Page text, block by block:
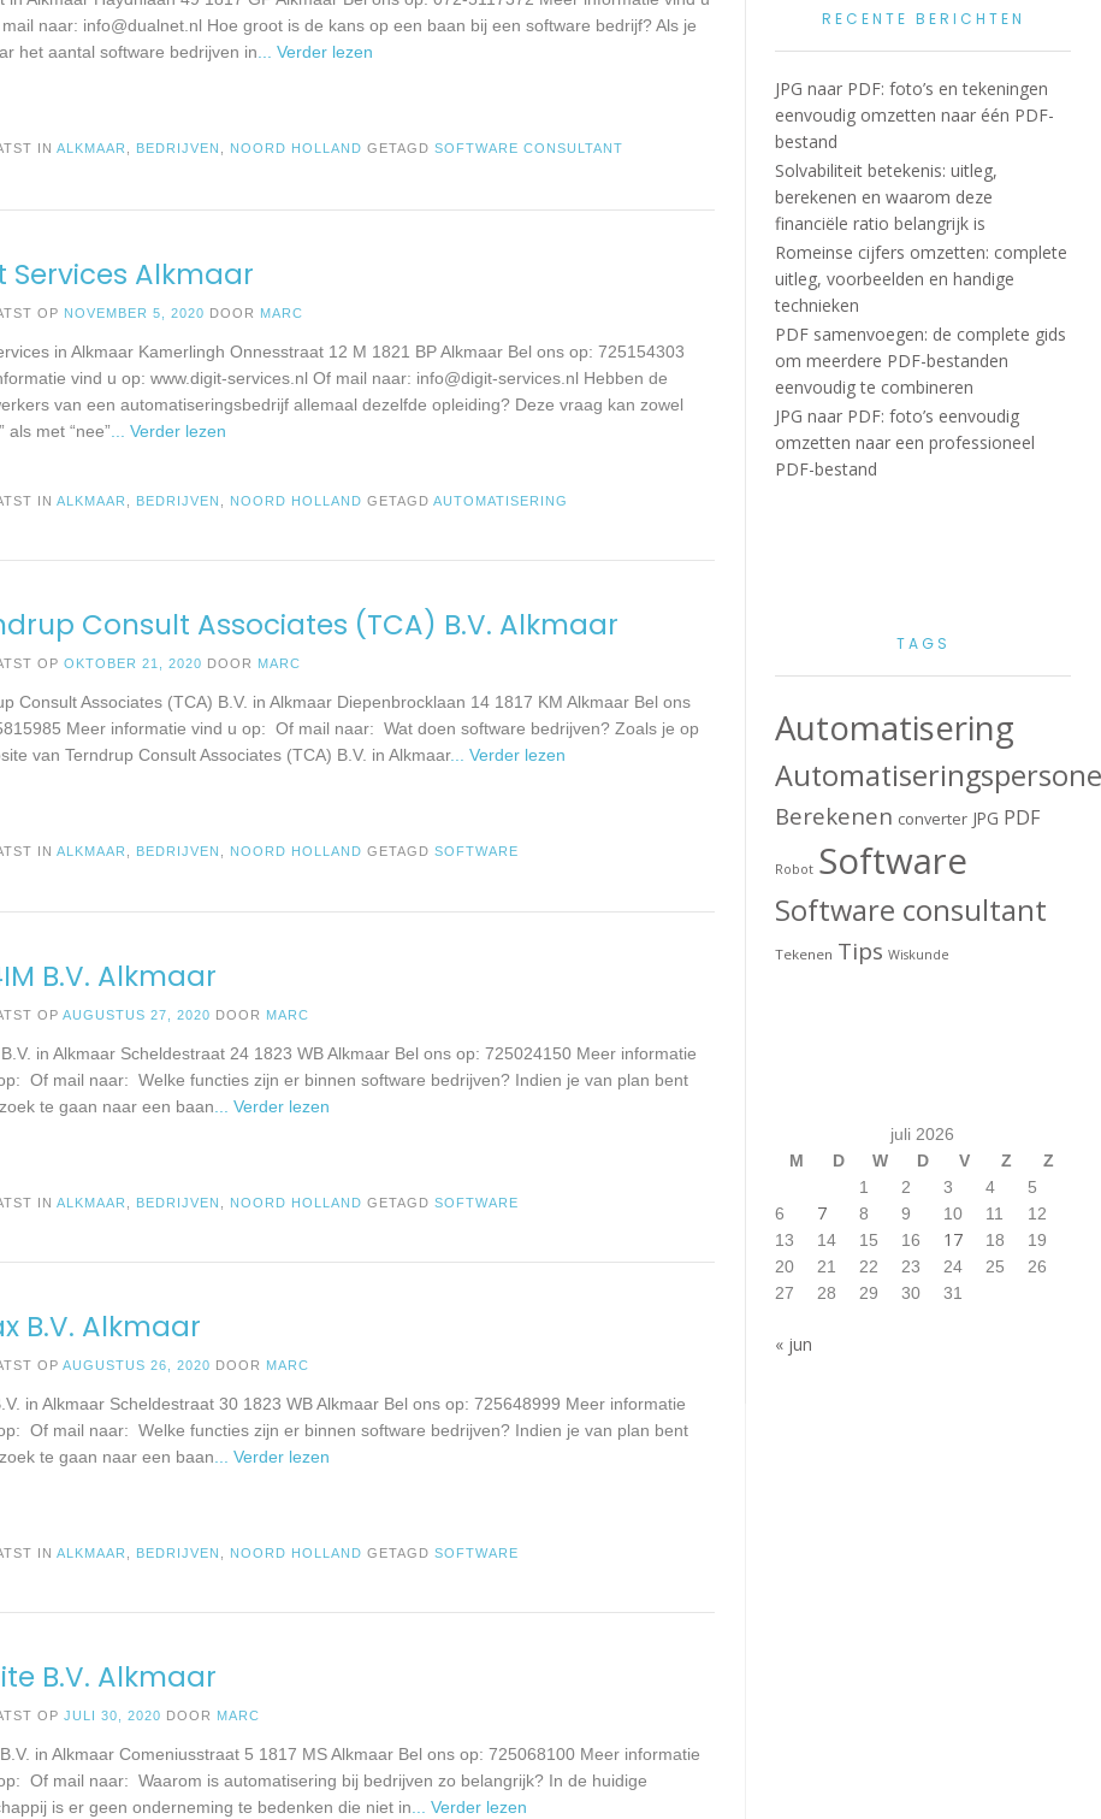
naar: info@dualnet.nl Hoe groot is de kans op een baan bij een software bedrijf? Als je
het aantal software bedrijven in ... Verder lezen
INALKMAAR BEDRIJVEN NOORD HOLLAND GETAGDSOFTWARE CONSULTANT
Services Alkmaar
OP NOVEMBER 5, 2020 DOOR MARC
in Alkmaar Kamerlingh Onnesstraat 12 M 1821 BP Alkmaar Bel ons op: 725154303
vind u op: www.digit-services.nl Of mail naar: info@digit-services.nl Hebben de
van een automatiseringsbedrijf allemaal dezelfde opleiding? Deze vraag kan zowel
als met “nee” ... Verder lezen
INALKMAAR BEDRIJVEN NOORD HOLLAND GETAGDAUTOMATISERING
Consult Associates (TCA) B.V. Alkmaar
OPOKTOBER 21, 2020 DOOR MARC
Consult Associates (TCA) B.V. in Alkmaar Diepenbrocklaan 14 1817 KM Alkmaar Bel ons
Meer informatie vind u op: Of mail naar: Wat doen software bedrijven? Zoals je op
van Terndrup Consult Associates (TCA) B.V. in Alkmaar... Verder lezen
INALKMAAR BEDRIJVEN NOORD HOLLAND GETAGDSOFTWARE
B.V. Alkmaar
OPAUGUSTUS 27, 2020 DOOR MARC
in Alkmaar Scheldestraat 24 1823 WB Alkmaar Bel ons op: 725024150 Meer informatie
Of mail naar: Welke functies zijn er binnen software bedrijven? Indien je van plan bent
te gaan naar een baan ... Verder lezen
INALKMAAR BEDRIJVEN NOORD HOLLAND GETAGDSOFTWARE
B.V. Alkmaar
OPAUGUSTUS 26, 2020 DOOR MARC
in Alkmaar Scheldestraat 30 1823 WB Alkmaar Bel ons op: 725648999 Meer informatie
Of mail naar: Welke functies zijn er binnen software bedrijven? Indien je van plan bent
te gaan naar een baan ... Verder lezen
INALKMAAR BEDRIJVEN NOORD HOLLAND GETAGDSOFTWARE
B.V. Alkmaar
OPJULI 30, 2020 DOOR MARC
in Alkmaar Comeniusstraat 5 1817 MS Alkmaar Bel ons op: 725068100 Meer informatie
Of mail naar: Waarom is automatisering bij bedrijven zo belangrijk? In de huidige
is er geen onderneming te bedenken die niet in ... Verder lezen
RECENTE BERICHTEN
JPG naar PDF: foto’s en tekeningen
eenvoudig omzetten naar één PDF-
bestand
Solvabiliteit betekenis: uitleg,
berekenen en waarom deze
financiële ratio belangrijk is
Romeinse cijfers omzetten: complete
uitleg, voorbeelden en handige
technieken
PDF samenvoegen: de complete gids
om meerdere PDF-bestanden
eenvoudig te combineren
JPG naar PDF: foto’s eenvoudig
omzetten naar een professioneel
PDF-bestand
TAGS
Automatisering
Berekenen converter JPG PDF
Robot Software
Software consultant
Tekenen Tips Wiskunde
juli 2026
M
D W D V Z
Z
1
2 3 4
5
6
7 8 9 10 11
12
13
14 15 16 17 18
19
20
21 22 23 24 25
26
27
28 29 30 31
« jun